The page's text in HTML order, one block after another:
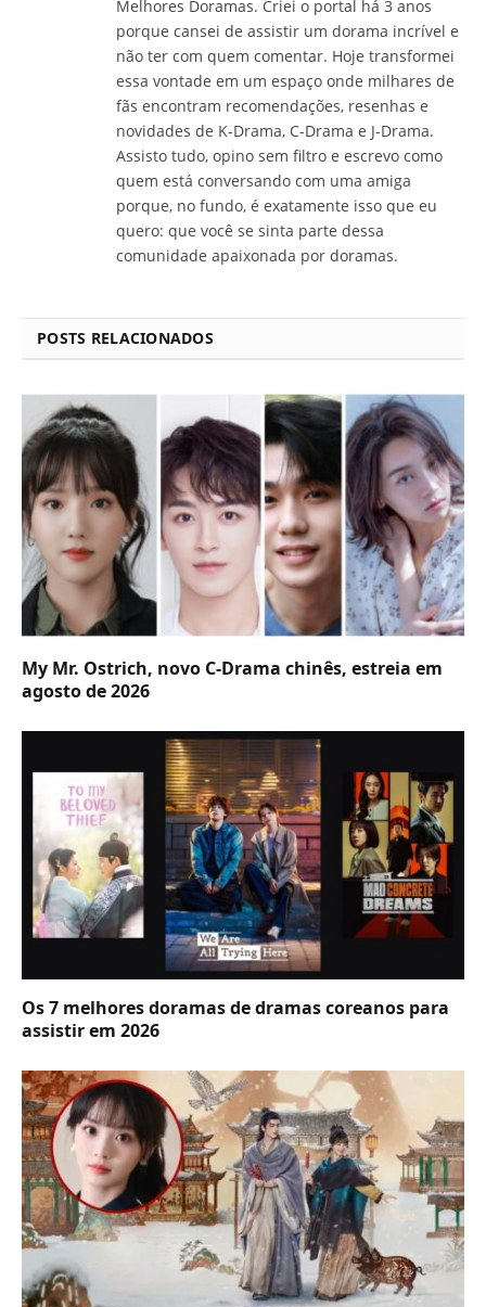
Melhores Doramas. Criei o portal há 3 anos
porque cansei de assistir um dorama incrível e
não ter com quem comentar. Hoje transformei
essa vontade em um espaço onde milhares de
fãs encontram recomendações, resenhas e
novidades de K-Drama, C-Drama e J-Drama.
Assisto tudo, opino sem filtro e escrevo como
quem está conversando com uma amiga
porque, no fundo, é exatamente isso que eu
quero: que você se sinta parte dessa
comunidade apaixonada por doramas.
POSTS RELACIONADOS
My Mr. Ostrich, novo C-Drama chinês, estreia em
agosto de 2026
Os 7 melhores doramas de dramas coreanos para
assistir em 2026